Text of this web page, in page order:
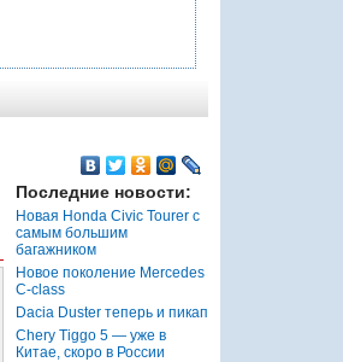
Последние новости:
Новая Honda Civic Tourer с
самым большим
багажником
Новое поколение Mercedes
C-class
Dacia Duster теперь и пикап
Chery Tiggo 5 — уже в
Китае, скоро в России